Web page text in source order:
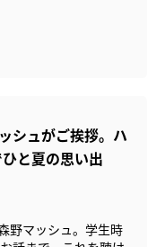
シュがご挨拶。ハ
と夏の思い出
野マッシュ。学生時